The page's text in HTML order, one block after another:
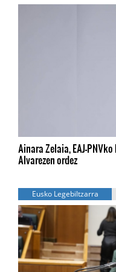
Ainara Zelaia, EAJ-
Alvarezen ordez
Eusko Legebiltzarra